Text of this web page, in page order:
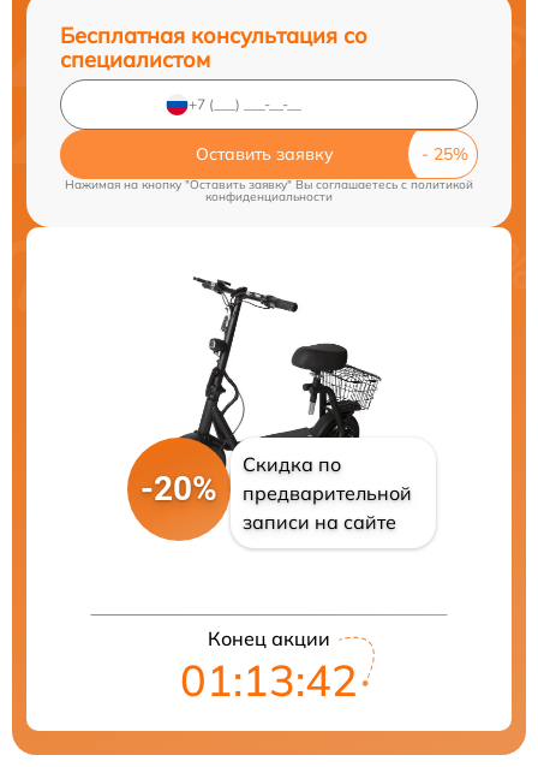
Бесплатная консультация со
специалистом
Оставить заявку
Нажимая на кнопку "Оставить заявку" Вы соглашаетесь cполитикой
конфиденциальности
-20%
Скидка по
предварительной
записи на сайте
Конец акции
01:13:41